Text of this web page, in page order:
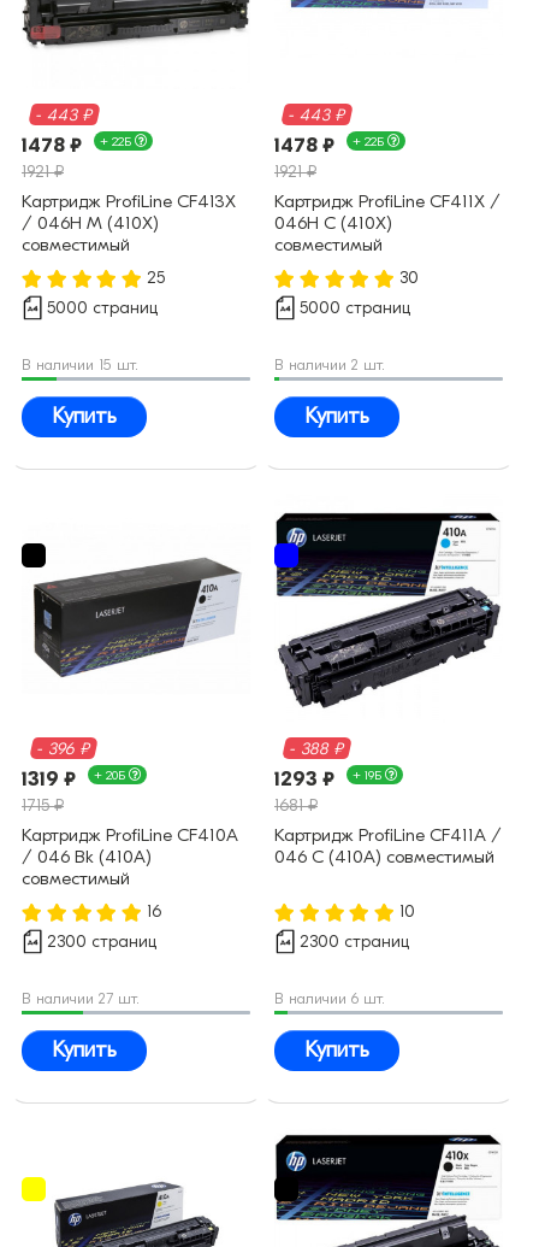
- 443 ₽
1478 ₽ + 22Б
1921 ₽
Картридж ProfiLine CF413X
/ 046H M (410X)
совместимый
25
5000 страниц
В наличии 15 шт.
Купить
- 443 ₽
1478 ₽ + 22Б
1921 ₽
Картридж ProfiLine CF411X /
046H C (410X)
совместимый
30
5000 страниц
В наличии 2 шт.
Купить
- 396 ₽
1319 ₽ + 20Б
1715 ₽
Картридж ProfiLine CF410A
/ 046 Bk (410A)
совместимый
16
2300 страниц
В наличии 27 шт.
Купить
- 388 ₽
1293 ₽ + 19Б
1681 ₽
Картридж ProfiLine CF411A /
046 C (410A) совместимый
10
2300 страниц
В наличии 6 шт.
Купить